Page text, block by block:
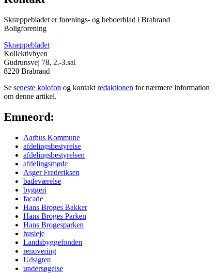
Skræppebladet er forenings- og beboerblad i Brabrand
Boligforening
Skræppebladet
Kollektivbyen
Gudrunsvej 78, 2.-3.sal
8220 Brabrand
Se seneste kolofon og kontakt redaktionen for nærmere information
om denne artikel.
Emneord:
Aarhus Kommune
afdelingsbestyrelse
afdelingsbestyrelsen
afdelingsmøde
Asger Frederiksen
badeværelse
byggeri
facade
Hans Broges Bakker
Hans Broges Parken
Hans Brogesparken
husleje
Landsbyggefonden
renovering
Udsigten
undersøgelse